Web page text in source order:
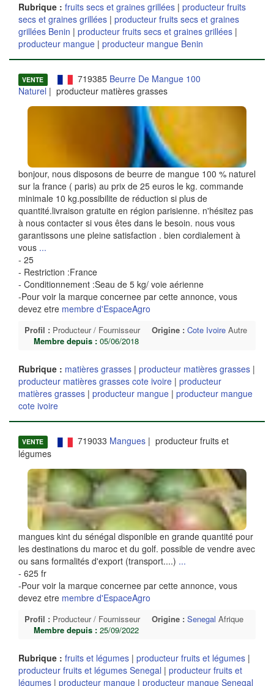
Rubrique : fruits secs et graines grillées | producteur fruits
secs et graines grillées | producteur fruits secs et graines
grillées Benin | producteur fruits secs et graines grillées |
producteur mangue | producteur mangue Benin
VENTE 719385 Beurre De Mangue 100
Naturel | producteur matières grasses
bonjour, nous disposons de beurre de mangue 100 % naturel
sur la france ( paris) au prix de 25 euros le kg. commande
minimale 10 kg.possibilite de réduction si plus de
quantité.livraison gratuite en région parisienne. n'hésitez pas
à nous contacter si vous êtes dans le besoin. nous vous
garantissons une pleine satisfaction . bien cordialement à
vous ...
- 25
- Restriction :France
- Conditionnement :Seau de 5 kg/ voie aérienne
-Pour voir la marque concernee par cette annonce, vous
devez etre membre d'EspaceAgro
Profil : Producteur / Fournisseur Origine : Cote Ivoire Autre
Membre depuis : 05/06/2018
Rubrique : matières grasses | producteur matières grasses |
producteur matières grasses cote ivoire | producteur
matières grasses | producteur mangue | producteur mangue
cote ivoire
VENTE 719033 Mangues| producteur fruits et
légumes
mangues kint du sénégal disponible en grande quantité pour
les destinations du maroc et du golf. possible de vendre avec
ou sans formalités d'export (transport....) ...
- 625 fr
-Pour voir la marque concernee par cette annonce, vous
devez etre membre d'EspaceAgro
Profil : Producteur / Fournisseur Origine : Senegal Afrique
Membre depuis : 25/09/2022
Rubrique : fruits et légumes | producteur fruits et légumes |
producteur fruits et légumes Senegal | producteur fruits et
légumes | producteur mangue | producteur mangue Senegal